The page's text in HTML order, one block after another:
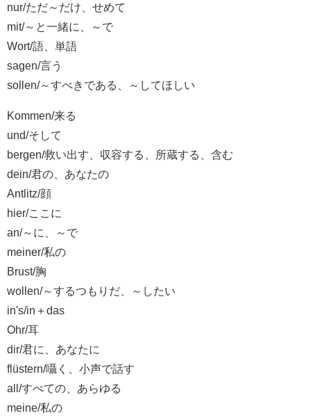
nur/ただ～だけ、せめて
mit/～と一緒に、～で
Wort/語、単語
sagen/言う
sollen/～すべきである、～してほしい
Kommen/来る
und/そして
bergen/救い出す、収容する、所蔵する、含む
dein/君の、あなたの
Antlitz/顔
hier/ここに
an/～に、～で
meiner/私の
Brust/胸
wollen/～するつもりだ、～したい
in's/in＋das
Ohr/耳
dir/君に、あなたに
flüstern/囁く、小声で話す
all/すべての、あらゆる
meine/私の